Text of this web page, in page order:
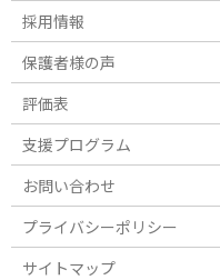
採用情報
保護者様の声
評価表
支援プログラム
お問い合わせ
プライバシーポリシー
サイトマップ